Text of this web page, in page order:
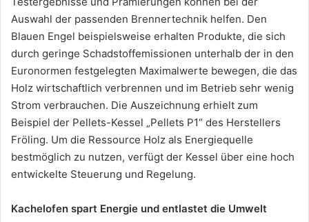
Auswahl der passenden Brennertechnik helfen. Den
Blauen Engel beispielsweise erhalten Produkte, die sich
durch geringe Schadstoffemissionen unterhalb der in den
Euronormen festgelegten Maximalwerte bewegen, die das
Holz wirtschaftlich verbrennen und im Betrieb sehr wenig
Strom verbrauchen. Die Auszeichnung erhielt zum
Beispiel der Pellets-Kessel „Pellets P1“ des Herstellers
Fröling. Um die Ressource Holz als Energiequelle
bestmöglich zu nutzen, verfügt der Kessel über eine hoch
entwickelte Steuerung und Regelung.
Kachelofen spart Energie und entlastet die Umwelt